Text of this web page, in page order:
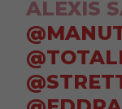
ALEXIS